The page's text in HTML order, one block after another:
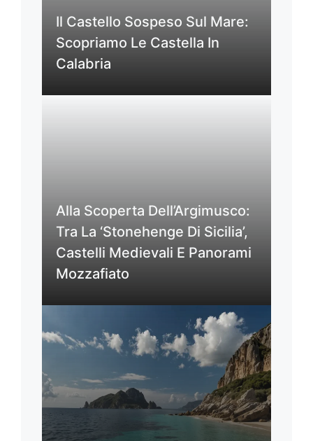
Il Castello Sospeso Sul Mare:
Scopriamo Le Castella In
Calabria
Alla Scoperta Dell’Argimusco:
Tra La ‘Stonehenge Di Sicilia’,
Castelli Medievali E Panorami
Mozzafiato